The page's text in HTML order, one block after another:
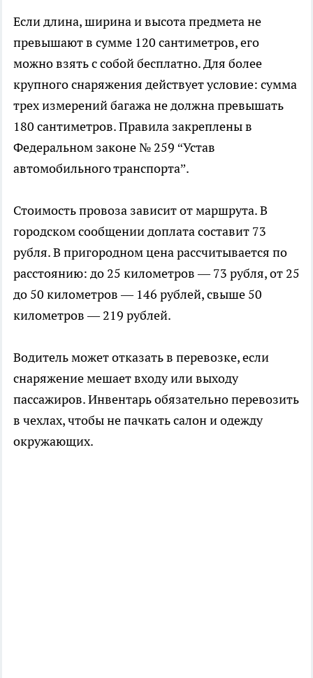
Если длина, ширина и высота предмета не
превышают в сумме 120 сантиметров, его
можно взять с собой бесплатно. Для более
крупного снаряжения действует условие: сумма
трех измерений багажа не должна превышать
180 сантиметров. Правила закреплены в
Федеральном законе № 259 “Устав
автомобильного транспорта”.
Стоимость провоза зависит от маршрута. В
городском сообщении доплата составит 73
рубля. В пригородном цена рассчитывается по
расстоянию: до 25 километров — 73 рубля, от 25
до 50 километров — 146 рублей, свыше 50
километров — 219 рублей.
Водитель может отказать в перевозке, если
снаряжение мешает входу или выходу
пассажиров. Инвентарь обязательно перевозить
в чехлах, чтобы не пачкать салон и одежду
окружающих.